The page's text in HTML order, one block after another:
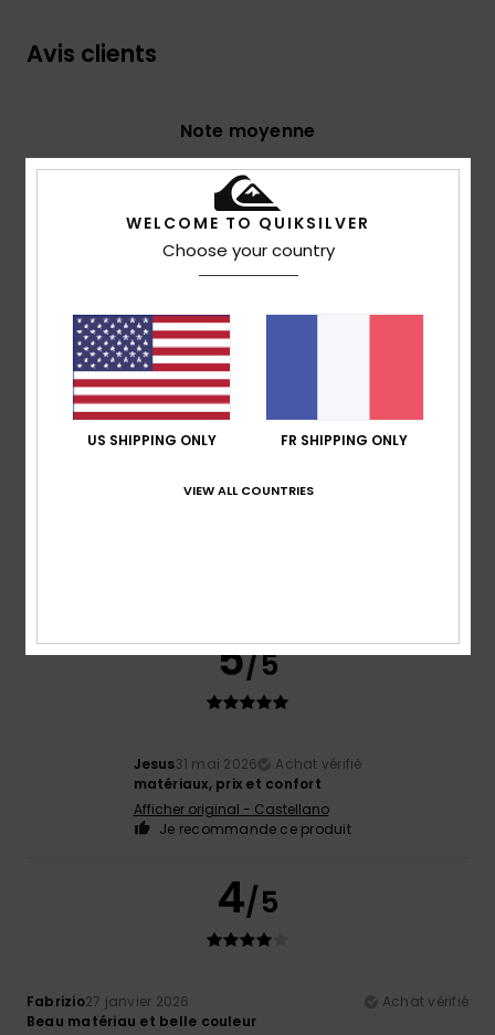
Avis clients
Note moyenne
4.8
4 avis vérifiésdepuis octobre 2025
100% de nos clients recommandent ce produit
Confort
4.5
4.5
5/5
Jesus31 mai 2026
Achat vérifié
matériaux, prix et confort
Afficher original - Castellano
Je recommande ce produit
4/5
Fabrizio27 janvier 2026
Achat vérifié
Beau matériau et belle couleur
WELCOME TO QUIKSILVER
Choose your country
US SHIPPING ONLY FR SHIPPING ONLY
VIEW ALL COUNTRIES